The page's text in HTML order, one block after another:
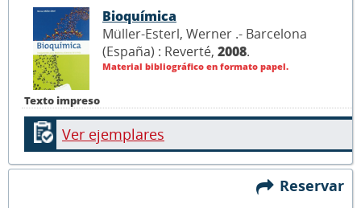
Texto impreso
Bioquímica
Müller-Esterl, Werner .- Barcelona
(España) : Reverté, 2008.
Material bibliográfico en formato papel.
Ver ejemplares
Reservar